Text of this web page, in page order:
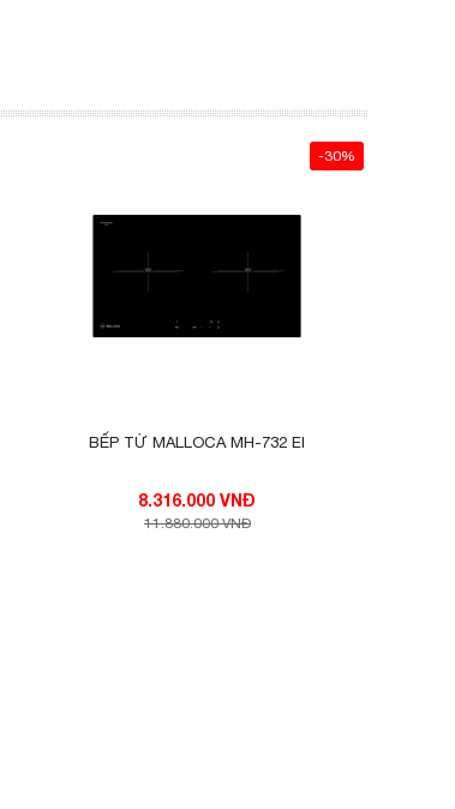
-30%
BẾP TỪ MALLOCA MH-732 EI
8.316.000 VNĐ
11.880.000 VNĐ